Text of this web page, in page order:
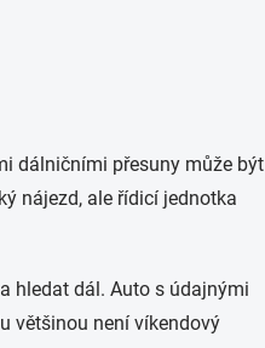
dálničními přesuny může být
nájezd, ale řídicí jednotka
hledat dál. Auto s údajnými
většinou není víkendový